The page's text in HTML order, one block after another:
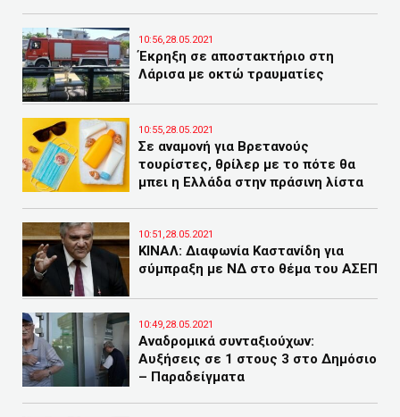
10:56,28.05.2021
Έκρηξη σε αποστακτήριο στη
Λάρισα με οκτώ τραυματίες
10:55,28.05.2021
Σε αναμονή για Βρετανούς
τουρίστες, θρίλερ με το πότε θα
μπει η Ελλάδα στην πράσινη λίστα
10:51,28.05.2021
ΚΙΝΑΛ: Διαφωνία Καστανίδη για
σύμπραξη με ΝΔ στο θέμα του ΑΣΕΠ
10:49,28.05.2021
Αναδρομικά συνταξιούχων:
Aυξήσεις σε 1 στους 3 στο Δημόσιο
– Παραδείγματα